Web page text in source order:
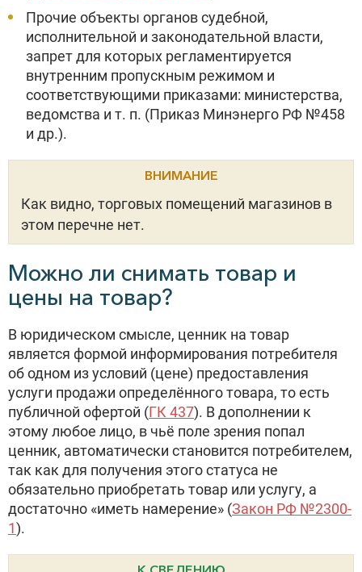
Прочие объекты органов судебной,
исполнительной и законодательной власти,
запрет для которых регламентируется
внутренним пропускным режимом и
соответствующими приказами: министерства,
ведомства и т. п. (Приказ Минэнерго РФ №458
и др.).
ВНИМАНИЕ
Как видно, торговых помещений магазинов в
этом перечне нет.
Можно ли снимать товар и
цены на товар?
В юридическом смысле, ценник на товар
является формой информирования потребителя
об одном из условий (цене) предоставления
услуги продажи определённого товара, то есть
публичной офертой (ГК 437). В дополнении к
этому любое лицо, в чьё поле зрения попал
ценник, автоматически становится потребителем,
так как для получения этого статуса не
обязательно приобретать товар или услугу, а
достаточно «иметь намерение» (Закон РФ №2300-
1).